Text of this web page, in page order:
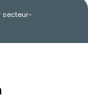
secteur-